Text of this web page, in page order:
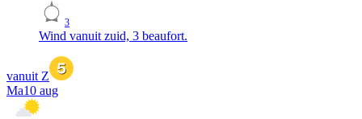
3
Wind vanuit zuid, 3 beaufort.
vanuit Z
Ma10 aug